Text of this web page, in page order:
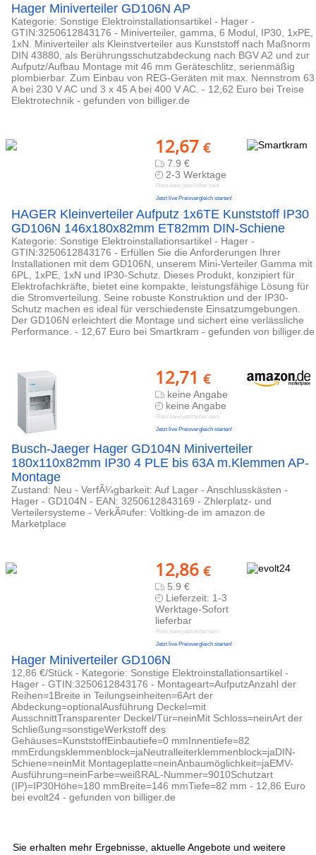
Hager Miniverteiler GD106N AP
Kategorie: Sonstige Elektroinstallationsartikel - Hager -
GTIN:3250612843176 - Miniverteiler, gamma, 6 Modul, IP30, 1xPE,
1xN. Miniverteiler als Kleinstverteiler aus Kunststoff nach Maßnorm
DIN 43880, als Berührungsschutzabdeckung nach BGV A2 und zur
Aufputz/Aufbau Montage mit 46 mm Geräteschlitz, serienmäßig
plombierbar. Zum Einbau von REG-Geräten mit max. Nennstrom 63
A bei 230 V AC und 3 x 45 A bei 400 V AC. - 12,62 Euro bei Treise
Elektrotechnik - gefunden von billiger.de
12,67 €
7.9 €
2-3 Werktage
Preis kann jetzt höher sein
Jetzt live Preisvergleich starten!
HAGER Kleinverteiler Aufputz 1x6TE Kunststoff IP30
GD106N 146x180x82mm ET82mm DIN-Schiene
Kategorie: Sonstige Elektroinstallationsartikel - Hager -
GTIN:3250612843176 - Erfüllen Sie die Anforderungen Ihrer
Installationen mit dem GD106N, unserem Mini-Verteiler Gamma mit
6PL, 1xPE, 1xN und IP30-Schutz. Dieses Produkt, konzipiert für
Elektrofachkräfte, bietet eine kompakte, leistungsfähige Lösung für
die Stromverteilung. Seine robuste Konstruktion und der IP30-
Schutz machen es ideal für verschiedenste Einsatzumgebungen.
Der GD106N erleichtert die Montage und sichert eine verlässliche
Performance. - 12,67 Euro bei Smartkram - gefunden von billiger.de
12,71 €
keine Angabe
keine Angabe
Preis kann jetzt höher sein
Jetzt live Preisvergleich starten!
Busch-Jaeger Hager GD104N Miniverteiler
180x110x82mm IP30 4 PLE bis 63A m.Klemmen AP-
Montage
Zustand: Neu - VerfÃ¼gbarkeit: Auf Lager - Anschlusskästen -
Hager - GD104N - EAN: 3250612843169 - Zhlerplatz- und
Verteilersysteme - VerkÃ¤ufer: Voltking-de im amazon.de
Marketplace
12,86 €
5.9 €
Lieferzeit: 1-3
Werktage-Sofort
lieferbar
Preis kann jetzt höher sein
Jetzt live Preisvergleich starten!
Hager Miniverteiler GD106N
12,86 €/Stück - Kategorie: Sonstige Elektroinstallationsartikel -
Hager - GTIN:3250612843176 - Montageart=AufputzAnzahl der
Reihen=1Breite in Teilungseinheiten=6Art der
Abdeckung=optionalAusführung Deckel=mit
AusschnittTransparenter Deckel/Tür=neinMit Schloss=neinArt der
Schließung=sonstigeWerkstoff des
Gehäuses=KunststoffEinbautiefe=0 mmInnentiefe=82
mmErdungsklemmenblock=jaNeutralleiterklemmenblock=jaDIN-
Schiene=neinMit Montageplatte=neinAnbaumöglichkeit=jaEMV-
Ausführung=neinFarbe=weißRAL-Nummer=9010Schutzart
(IP)=IP30Höhe=180 mmBreite=146 mmTiefe=82 mm - 12,86 Euro
bei evolt24 - gefunden von billiger.de
Sie erhalten mehr Ergebnisse, aktuelle Angebote und weitere